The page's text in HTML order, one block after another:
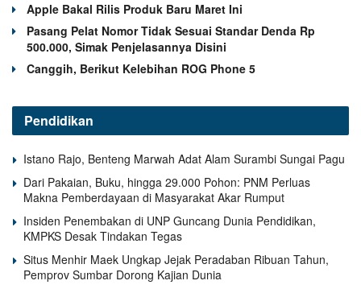
Apple Bakal Rilis Produk Baru Maret Ini
Pasang Pelat Nomor Tidak Sesuai Standar Denda Rp
500.000, Simak Penjelasannya Disini
Canggih, Berikut Kelebihan ROG Phone 5
Pendidikan
Istano Rajo, Benteng Marwah Adat Alam Surambi Sungai Pagu
Dari Pakaian, Buku, hingga 29.000 Pohon: PNM Perluas
Makna Pemberdayaan di Masyarakat Akar Rumput
Insiden Penembakan di UNP Guncang Dunia Pendidikan,
KMPKS Desak Tindakan Tegas
Situs Menhir Maek Ungkap Jejak Peradaban Ribuan Tahun,
Pemprov Sumbar Dorong Kajian Dunia